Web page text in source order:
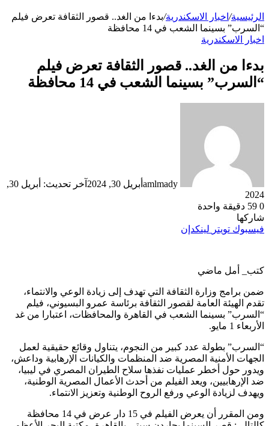
الرئيسية/ اخبار الاسكندرية/بدءا من الغد.. قصور الثقافة تعرض فيلم
“السرب” بسينما الشعب في 14 محافظة
اخبار الاسكندرية
بدءا من الغد.. قصور الثقافة تعرض فيلم
“السرب” بسينما الشعب في 14 محافظة
amlmady أبريل 30, 2024
آخر تحديث: أبريل 30,
2024
0
دقيقة واحدة
شاركها
فيسبوك تويتر لينكدإن
كتب_ أمل ماضي
ضمن برامج وزارة الثقافة التي تهدف إلى زيادة الوعي والانتماء،
تقدم الهيئة العامة لقصور الثقافة برئاسة عمرو البسيوني، فيلم
“السرب” بسينما الشعب في القاهرة والمحافظات، اعتبارا من غد
الأربعاء 1 مايو.
“السرب” بطولة عدد كبير من النجوم، يتناول وقائع حقيقية لعمل
الجهات الأمنية المصرية ضد المنظمات والكيانات الإرهابية وداعش،
ويدور حول أخطر عمليات نفذها سلاح الطيران المصري في ليبيا،
ضد الإرهابيين، ويعد الفيلم من أحدث الأعمال المصرية الوطنية،
ويهدف لزيادة الوعي ورفع الروح الوطنية وتعزيز الانتماء.
ومن المقرر أن يعرض الفيلم في 15 دار عرض في 14 محافظة